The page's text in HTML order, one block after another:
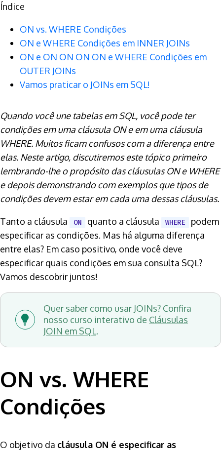
Índice
ON vs. WHERE Condições
ON e WHERE Condições em INNER JOINs
ON e ON ON ON ON e WHERE Condições em
OUTER JOINs
Vamos praticar o JOINs em SQL!
Quando você une tabelas em SQL, você pode ter
condições em uma cláusula ON e em uma cláusula
WHERE. Muitos ficam confusos com a diferença entre
elas. Neste artigo, discutiremos este tópico primeiro
lembrando-lhe o propósito das cláusulas ON e WHERE
e depois demonstrando com exemplos que tipos de
condições devem estar em cada uma dessas cláusulas.
Tanto a cláusula ON quanto a cláusula WHERE
podem
especificar as condições. Mas há alguma diferença
entre elas? Em caso positivo, onde você deve
especificar quais condições em sua consulta SQL?
Vamos descobrir juntos!
Quer saber como usar JOINs? Confira
nosso curso interativo de Cláusulas
JOIN em SQL.
ON vs. WHERE
Condições
O objetivo da cláusula ON é especificar as